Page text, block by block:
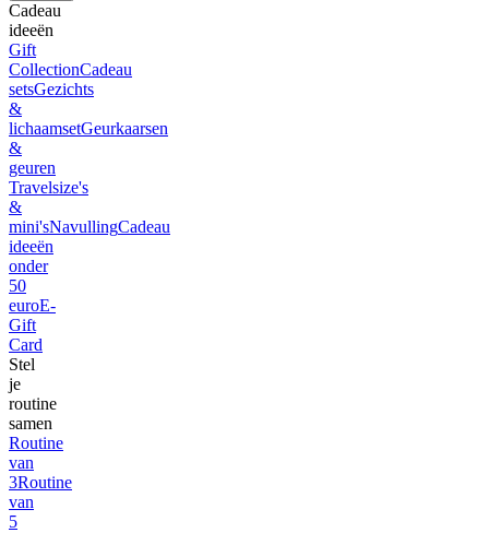
Cadeau
ideeën
Gift
CollectionCadeau
setsGezichts
&
lichaamsetGeurkaarsen
&
geuren
Travelsize's
&
mini'sNavullingCadeau
ideeën
onder
50
euroE-
Gift
Card
Stel
je
routine
samen
Routine
van
3Routine
van
5